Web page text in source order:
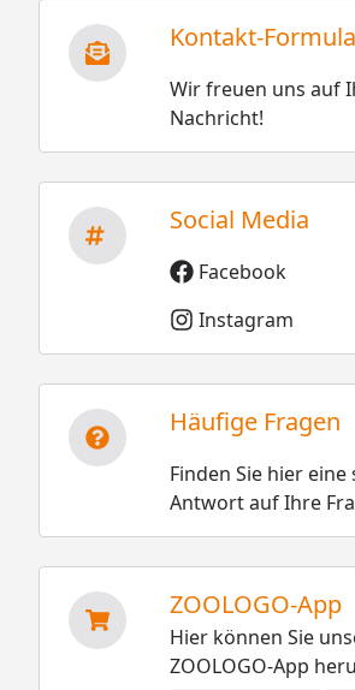
Kontakt-
Wir freuen uns auf
Nachricht!
Social Media
Facebook
Instagram
Häufige Fragen
Finden Sie hier eine
Antwort auf Ihre
ZOOLOGO-App
Hier können Sie
ZOOLOGO-App